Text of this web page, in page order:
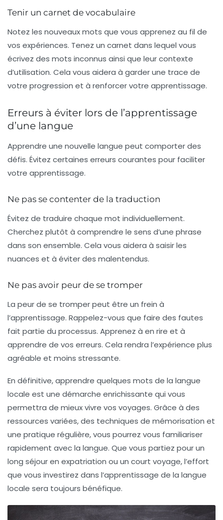
Tenir un carnet de vocabulaire
Notez les nouveaux mots que vous apprenez au fil de
vos expériences. Tenez un carnet dans lequel vous
écrivez des mots inconnus ainsi que leur contexte
d’utilisation. Cela vous aidera à garder une trace de
votre progression et à renforcer votre apprentissage.
Erreurs à éviter lors de l’apprentissage
d’une langue
Apprendre une nouvelle langue peut comporter des
défis. Évitez certaines erreurs courantes pour faciliter
votre apprentissage.
Ne pas se contenter de la traduction
Évitez de traduire chaque mot individuellement.
Cherchez plutôt à comprendre le sens d’une phrase
dans son ensemble. Cela vous aidera à saisir les
nuances et à éviter des malentendus.
Ne pas avoir peur de se tromper
La peur de se tromper peut être un frein à
l’apprentissage. Rappelez-vous que faire des fautes
fait partie du processus. Apprenez à en rire et à
apprendre de vos erreurs. Cela rendra l’expérience plus
agréable et moins stressante.
En définitive, apprendre quelques mots de la langue
locale est une démarche enrichissante qui vous
permettra de mieux vivre vos voyages. Grâce à des
ressources variées, des techniques de mémorisation et
une pratique régulière, vous pourrez vous familiariser
rapidement avec la langue. Que vous partiez pour un
long séjour en expatriation ou un court voyage, l’effort
que vous investirez dans l’apprentissage de la langue
locale sera toujours bénéfique.